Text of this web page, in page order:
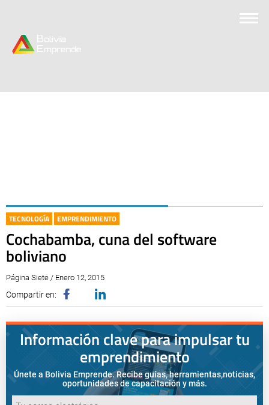
TECNOLOGÍA EMPRENDIMIENTO
Cochabamba, cuna del software
boliviano
Página Siete / Enero 12, 2015
Compartir en:
Información clave para impulsar tu
emprendimiento
Únete a Bolivia Emprende. Recibe guías, herramientas,noticias,
oportunidades de capacitación y más.